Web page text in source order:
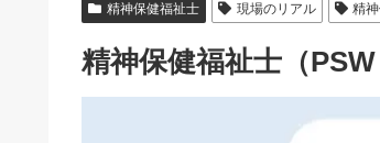
精神保健福祉士 現場のリアル 精
精神保健福祉士（